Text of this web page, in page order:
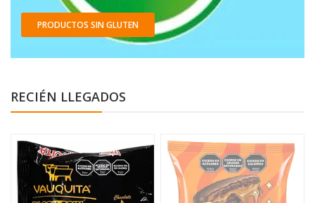
PRODUCTOS SIN GLUTEN
RECIÉN LLEGADOS